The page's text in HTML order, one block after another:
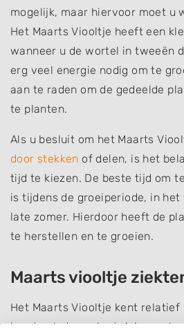
mogelijk, maar hiervoor moet u
Het Maarts Viooltje heeft een
wanneer u de wortel in tweeën
erg veel energie nodig om te
aan te raden om de gedeelde
te planten.
Als u besluit om het Maarts
door stekken of delen, is het
tijd te kiezen. De beste tijd om
is tijdens de groeiperiode, in
late zomer. Hierdoor heeft de
te herstellen en te groeien.
Maarts viooltje
Het Maarts Viooltje kent
loopt ook deze plant risico op